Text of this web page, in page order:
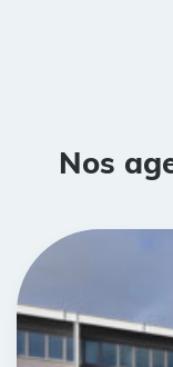
Nos